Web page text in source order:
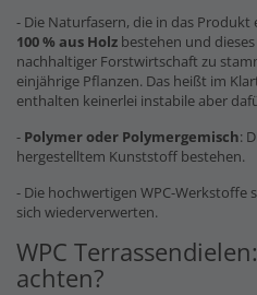
- Die Naturfasern, die in das
100 % aus Holz bestehen und
nachhaltiger Forstwirtschaft zu
einjährige Pflanzen. Das heißt im
enthalten keinerlei instabile aber
- Polymer oder Polymergemisch:
hergestelltem Kunststoff bestehen.
- Die hochwertigen WPC-Werkstoffe
sich wiederverwerten.
WPC
achten?